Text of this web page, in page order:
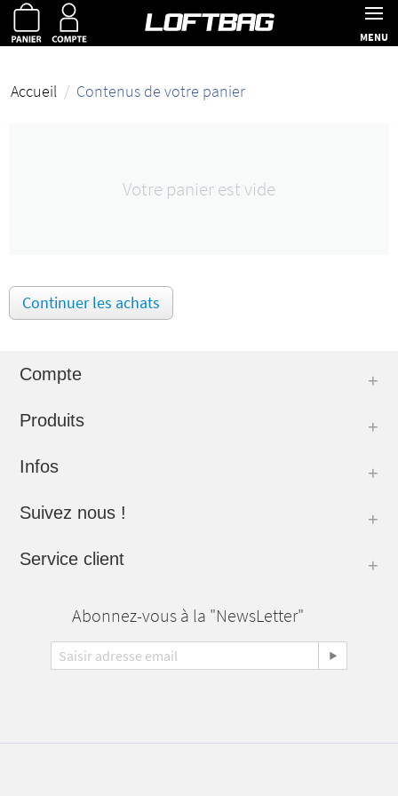
MENU
Accueil / Contenus de votre panier
Votre panier est vide
Continuer les achats
Compte
Produits
Infos
Suivez nous !
Service client
Abonnez-vous à la "NewsLetter"